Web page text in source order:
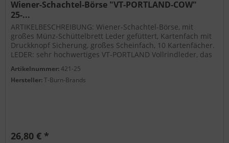
Wiener-Schachtel-Börse "VT-PORTLAND-COW"
25-...
ARTIKELBESCHREIBUNG: Wiener-Schachtel-Börse, mit
großes Münz-Schüttelbrett Leder gefüttert, Kartenfach mit
Druckknopf Sicherung, großes Scheinfach, 10 Kartenfächer.
LEDER: sehr hochwertiges VT-PORTLAND Vollrindleder, das
Artikelnummer:421-25
Hersteller:T-Burn-Brands
26,80 € *